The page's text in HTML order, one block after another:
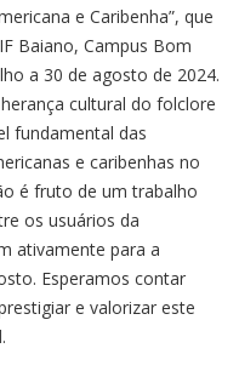
e Caribenha”, que
Baiano, Campus Bom
a 30 de agosto de 2024.
cultural do folclore
fundamental das
e caribenhas no
é fruto de um trabalho
os usuários da
ativamente para a
Esperamos contar
e valorizar este